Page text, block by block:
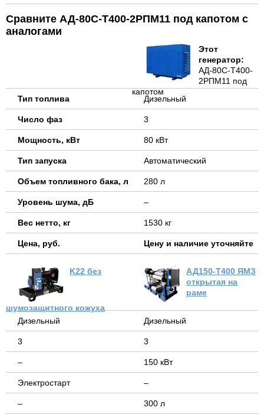
Сравните АД-80С-Т400-2РПМ11 под капотом с
аналогами
Тип топлива
Число фаз
Мощность, кВт
Тип запуска
Объем топливного бака, л
Уровень шума, дБ
Вес нетто, кг
Цена, руб.
Этот
генератор:
АД-80С-Т400-
2РПМ11 под
капотом
Дизельный
3
80 кВт
Автоматический
280 л
–
1530 кг
Цену и наличие уточняйте
K22 без
шумозащитного кожуха
Дизельный
3
–
Электростарт
–
АД150-Т400 ЯМЗ
открытая на
раме
Дизельный
3
150 кВт
–
300 л